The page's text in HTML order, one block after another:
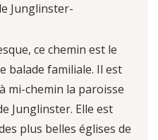
Junglinster-
ce chemin est le
balade familiale. Il est
mi-chemin la paroisse
Junglinster. Elle est
plus belles églises de